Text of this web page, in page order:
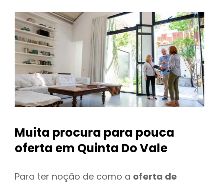
Muita procura para pouca
oferta em Quinta Do Vale
Para ter noção de como a oferta de